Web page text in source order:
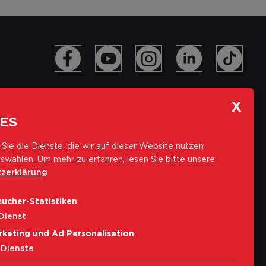
E-Mail-Adresse
Sie die Dienste, die wir auf dieser Website nutzen
Um mehr zu erfahren, lesen Sie bitte unsere
Statistiken
und Ad Personalisation
Dienste